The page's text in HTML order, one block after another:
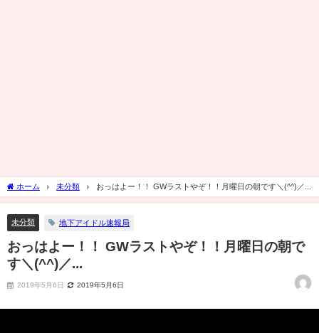
ホーム 未分類 おっはよー！！ GWラストやぞ！！月曜日の朝です＼(^^)／...
未分類 地下アイドル速報局
おっはよー！！ GWラストやぞ！！月曜日の朝で
す＼(^^)／...
2019年5月6日 2019年5月6日